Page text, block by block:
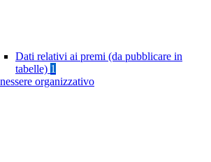
Dati relativi ai premi (da pubblicare in
tabelle) 1
organizzativo